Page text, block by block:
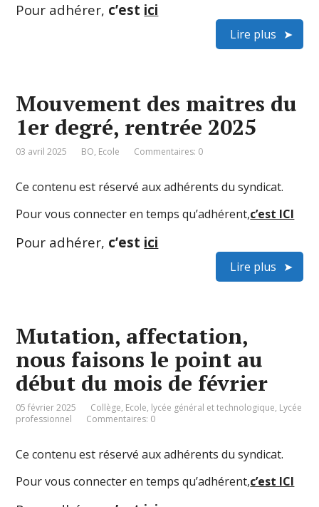
Pour adhérer, c’est ici
Lire plus
Mouvement des maitres du
1er degré, rentrée 2025
03 avril 2025 BO, Ecole Commentaires: 0
Ce contenu est réservé aux adhérents du syndicat.
Pour vous connecter en temps qu’adhérent,c’est ICI
Pour adhérer, c’est ici
Lire plus
Mutation, affectation,
nous faisons le point au
début du mois de février
05 février 2025 Collège, Ecole, lycée général et technologique, Lycée
professionnel
Commentaires: 0
Ce contenu est réservé aux adhérents du syndicat.
Pour vous connecter en temps qu’adhérent,c’est ICI